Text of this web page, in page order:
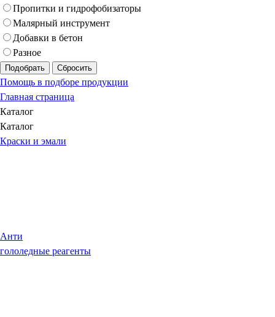
Пропитки и гидрофобизаторы
Малярный инструмент
Добавки в бетон
Разное
Подобрать Сбросить
Помощь в подборе продукции
Главная страница
Каталог
Каталог
Краски и эмали
Анти
гололедные реагенты